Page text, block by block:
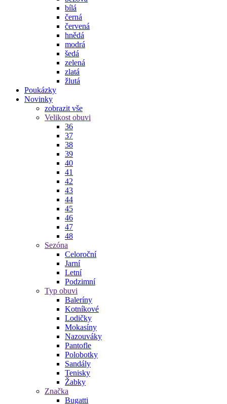
bílá
černá
červená
hnědá
modrá
šedá
zelená
zlatá
žlutá
Poukázky
Novinky
zobrazit vše
Velikost obuvi
36
37
38
39
40
41
42
43
44
45
46
47
48
Sezóna
Celoroční
Jarní
Letní
Podzimní
Typ obuvi
Baleríny
Kotníkové
Lodičky
Mokasíny
Nazouváky
Pantofle
Polobotky
Sandály
Tenisky
Žabky
Značka
Bugatti